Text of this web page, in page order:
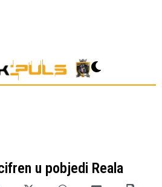
u pobjedi Reala